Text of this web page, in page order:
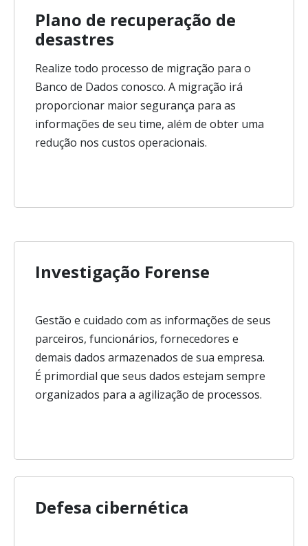
Plano de recuperação de
desastres
Realize todo processo de migração para o
Banco de Dados conosco. A migração irá
proporcionar maior segurança para as
informações de seu time, além de obter uma
redução nos custos operacionais.
Investigação Forense
Gestão e cuidado com as informações de seus
parceiros, funcionários, fornecedores e
demais dados armazenados de sua empresa.
É primordial que seus dados estejam sempre
organizados para a agilização de processos.
Defesa cibernética